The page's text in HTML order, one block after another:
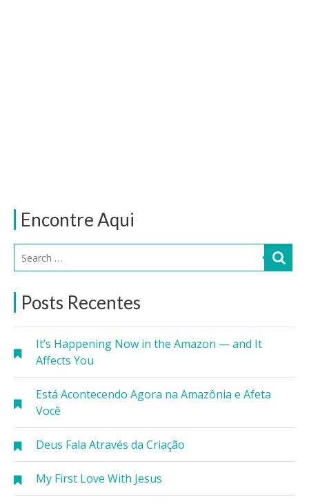
Encontre Aqui
Posts Recentes
It’s Happening Now in the Amazon — and It
Affects You
Está Acontecendo Agora na Amazônia e Afeta
Você
Deus Fala Através da Criação
My First Love With Jesus